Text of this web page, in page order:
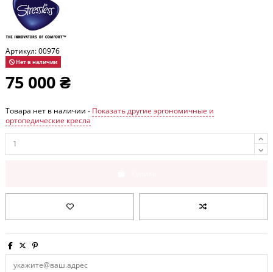
Артикул:00976
Нет в наличии
75 000 ₴
Товара нет в наличии - Показать другие эргономичные и
ортопедические кресла